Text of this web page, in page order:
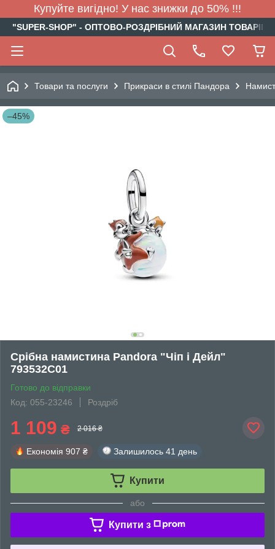
Купуйте вигідно! У нас знижки до 50% !!!
"SUPER-SHOP" - ОПТОВО-РОЗДРІБНИЙ МАГАЗИН
Товари та послуги Прикраси в стилі Пандора
–45%
Срібна намистина Pandora "Чіп і Дейл"
793532C01
Готово до відправки
Код: 055-23246
Роздріб
1 109 ₴ 2 016 ₴
Економія 907 ₴ Залишилось 41 день
Купити
або
Купити з